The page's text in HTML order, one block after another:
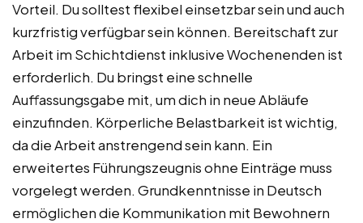
Vorteil. Du solltest flexibel einsetzbar sein und auch
kurzfristig verfügbar sein können. Bereitschaft zur
Arbeit im Schichtdienst inklusive Wochenenden ist
erforderlich. Du bringst eine schnelle
Auffassungsgabe mit, um dich in neue Abläufe
einzufinden. Körperliche Belastbarkeit ist wichtig,
da die Arbeit anstrengend sein kann. Ein
erweitertes Führungszeugnis ohne Einträge muss
vorgelegt werden. Grundkenntnisse in Deutsch
ermöglichen die Kommunikation mit Bewohnern